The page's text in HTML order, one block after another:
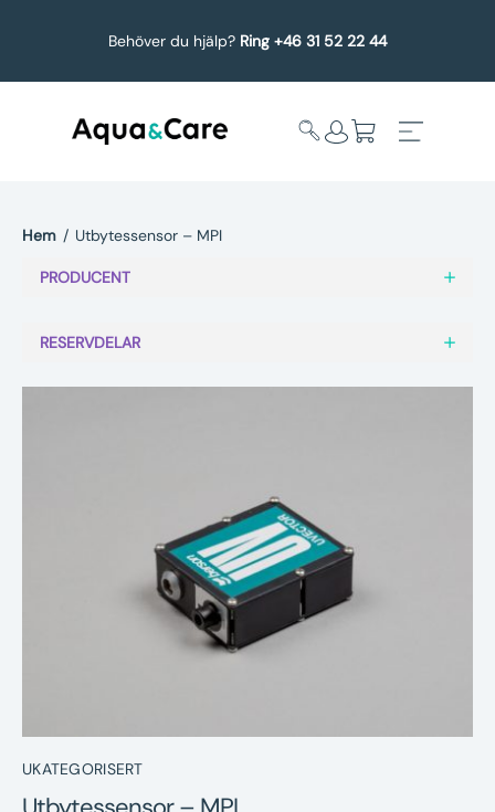
Behöver du hjälp? Ring +46 31 52 22 44
undermeny
Service
Nyheter
Underhållstips
Kontakt
Hem / Utbytessensor – MPI
PRODUCENT
RESERVDELAR
UKATEGORISERT